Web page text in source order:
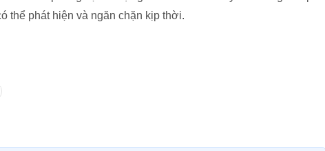
thể phát hiện và ngăn chặn kịp thời.